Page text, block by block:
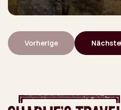
Vorherige Nächste